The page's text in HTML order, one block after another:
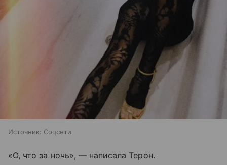
Источник: Соцсети
«О, что за ночь», — написала Терон.